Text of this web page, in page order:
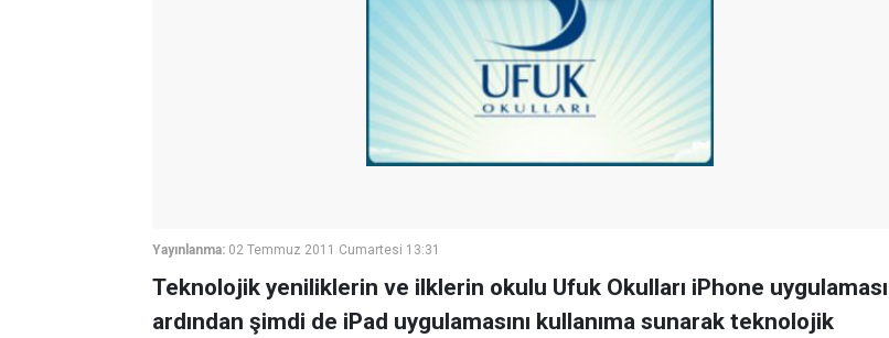
Yayınlanma: 02 Temmuz 2011 Cumartesi 13:31
Teknolojik yeniliklerin ve ilklerin okulu Ufuk Okulları iPhone uygulaması
ardından şimdi de iPad uygulamasını kullanıma sunarak teknolojik